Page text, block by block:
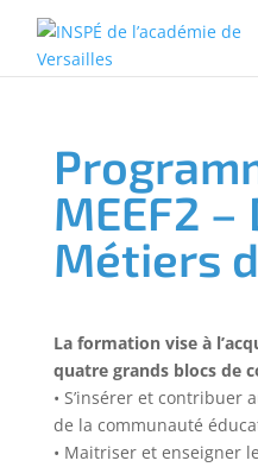
MEEF2
Métiers
La formation vise à
quatre grands blocs de
• S’insérer et contribuer
de la communauté
• Maitriser et enseigner